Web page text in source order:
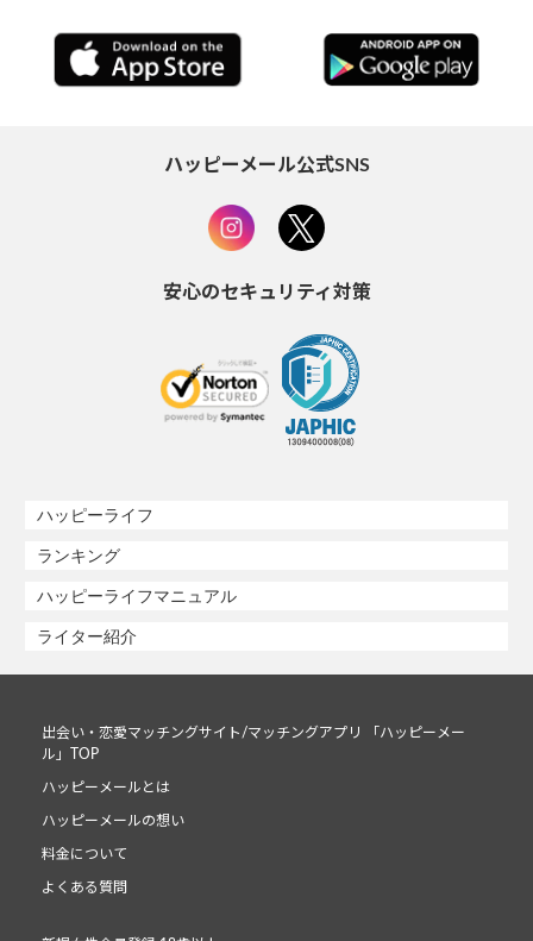
ハッピーメール公式SNS
安心のセキュリティ対策
ハッピーライフ
ランキング
ハッピーライフマニュアル
ライター紹介
出会い・恋愛マッチングサイト/マッチングアプリ 「ハッピーメー
ル」TOP
ハッピーメールとは
ハッピーメールの想い
料金について
よくある質問